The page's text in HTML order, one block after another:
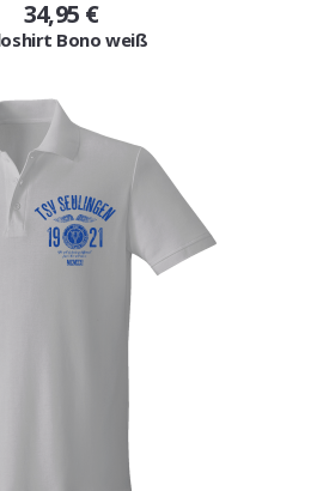
34,95 €
Bono weiß